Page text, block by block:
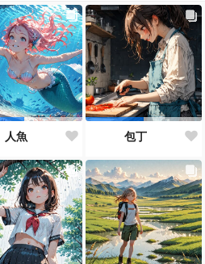
人魚 包丁